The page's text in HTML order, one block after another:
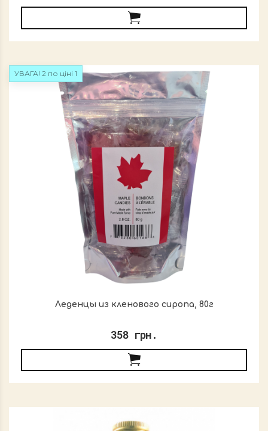
УВАГА! 2 по ціні 1
Леденцы из кленового сиропа, 80г
358 грн.